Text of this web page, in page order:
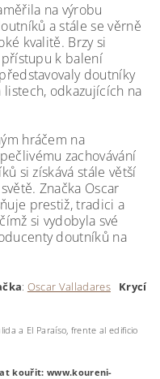
na výrobu
a stále se věrně
kvalitě. Brzy si
k balení
doutníky
listech, odkazujících na
hráčem na
zachovávání
si získává stále větší
Značka Oscar
prestiž, tradici a
si vydobyla své
doutníků na
: Oscar Valladares
Krycí
a El Paraíso, frente al edificio
kouřit: www.koureni-